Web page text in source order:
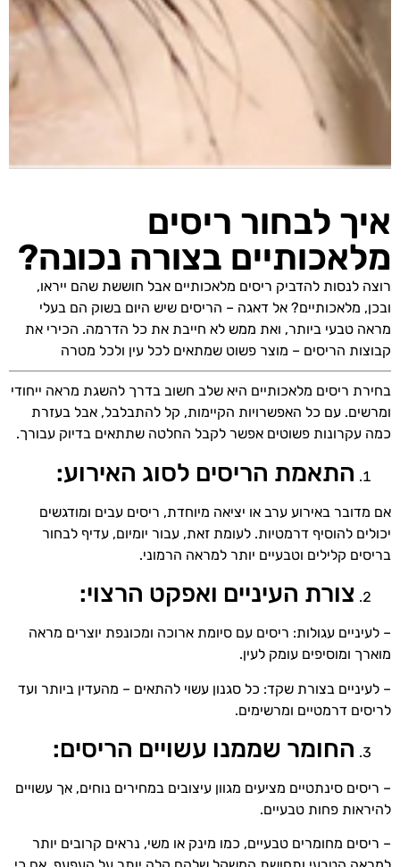
איך לבחור ריסים
מלאכותיים בצורה נכונה?
רוצה לנסות להדביק ריסים מלאכותיים אבל חוששת שהם ייראו,
ובכן, מלאכותיים? אל דאגה – הריסים שיש היום בשוק הם בעלי
מראה טבעי ביותר, ואת ממש לא חייבת את כל הדרמה. הכירי את
קבוצות הריסים – מוצר פשוט שמתאים לכל עין ולכל מטרה
בחירת ריסים מלאכותיים היא שלב חשוב בדרך להשגת מראה ייחודי
ומרשים. עם כל האפשרויות הקיימות, קל להתבלבל, אבל בעזרת
כמה עקרונות פשוטים אפשר לקבל החלטה שתתאים בדיוק עבורך.
התאמת הריסים לסוג האירוע:
אם מדובר באירוע ערב או יציאה מיוחדת, ריסים עבים ומודגשים
יכולים להוסיף דרמטיות. לעומת זאת, עבור יומיום, עדיף לבחור
בריסים קלילים וטבעיים יותר למראה הרמוני.
צורת העיניים ואפקט הרצוי:
– לעיניים עגולות: ריסים עם סיומת ארוכה ומכונפת יוצרים מראה
מוארך ומוסיפים עומק לעין.
– לעיניים בצורת שקד: כל סגנון עשוי להתאים – מהעדין ביותר ועד
לריסים דרמטיים ומרשימים.
החומר שממנו עשויים הריסים:
– ריסים סינתטיים מציעים מגוון עיצובים במחירים נוחים, אך עשויים
להיראות פחות טבעיים.
– ריסים מחומרים טבעיים, כמו מינק או משי, נראים קרובים יותר